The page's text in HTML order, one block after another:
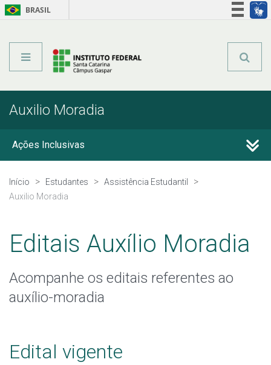
BRASIL
Auxilio Moradia
Ações Inclusivas
IVS
Apoio a eventos
Auxilio Moradia
Alimentação Estudantil
Início Estudantes
Assistência Estudantil
Auxilio Moradia
Editais Auxílio Moradia
Acompanhe os editais referentes ao
auxílio-moradia
Edital vigente